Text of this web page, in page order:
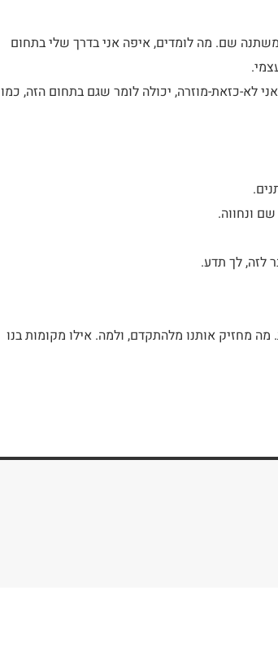
משתנה שם. מה לומדים, איפה אני בדרך שלי בתחום
לא-כזאת-מוזרה, יכולה לומר שגם בתחום הזה, כמו
ונחווה.
לזה, לך תדע.
מה מחזיק אותנו מלהתקדם, ולמה. אילו מקומות בנו